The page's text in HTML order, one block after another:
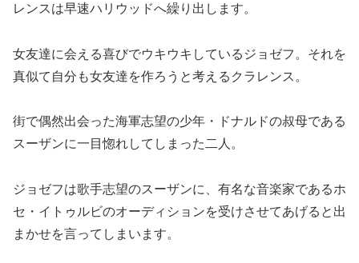
レンスは早速ハリウッドへ繰り出します。
女友達に会える喜びでウキウキしているジョゼフ。それを
真似て自分も女友達を作ろうと考えるクラレンス。
街で偶然出会った海軍志望の少年・ドナルドの叔母である
スーザンに一目惚れしてしまった二人。
ジョゼフは歌手志望のスーザンに、有名な音楽家であるホ
セ・イトゥルビのオーディションを受けさせてあげると出
まかせを言ってしまいます。